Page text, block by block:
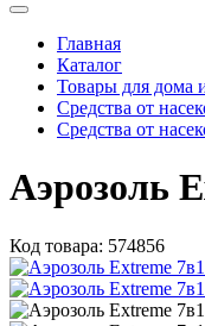
Главная
Каталог
Товары для дома
Средства от
Средства от
Аэрозоль
Код товара: 574856